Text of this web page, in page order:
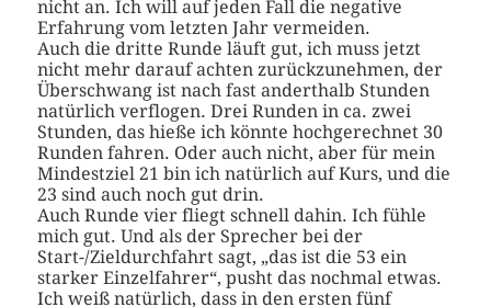
nicht an. Ich will auf jeden Fall die negative
Erfahrung vom letzten Jahr vermeiden.
Auch die dritte Runde läuft gut, ich muss jetzt
nicht mehr darauf achten zurückzunehmen, der
Überschwang ist nach fast anderthalb Stunden
natürlich verflogen. Drei Runden in ca. zwei
Stunden, das hieße ich könnte hochgerechnet 30
Runden fahren. Oder auch nicht, aber für mein
Mindestziel 21 bin ich natürlich auf Kurs, und die
23 sind auch noch gut drin.
Auch Runde vier fliegt schnell dahin. Ich fühle
mich gut. Und als der Sprecher bei der
Start-/Zieldurchfahrt sagt, „das ist die 53 ein
starker Einzelfahrer“, pusht das nochmal etwas.
Ich weiß natürlich, dass in den ersten fünf